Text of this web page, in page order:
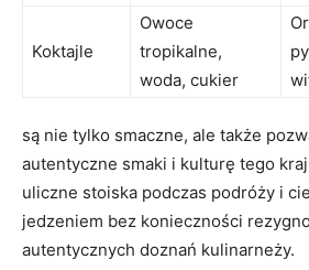
Koktajle
Owoce
tropikalne,
woda, cukier
są nie tylko ‌smaczne, ale ⁢także
autentyczne smaki i kulturę tego
uliczne stoiska podczas podróży i
jedzeniem bez konieczności
autentycznych‍ doznań kulinarneży.